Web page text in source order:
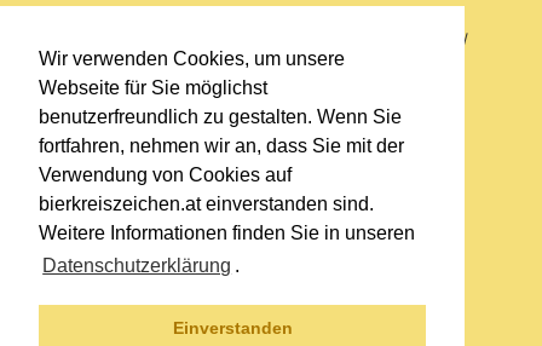
Wir verwenden Cookies, um unsere
Webseite für Sie möglichst
benutzerfreundlich zu gestalten. Wenn Sie
fortfahren, nehmen wir an, dass Sie mit der
Verwendung von Cookies auf
bierkreiszeichen.at einverstanden sind.
Weitere Informationen finden Sie in unseren
Datenschutzerklärung .
Einverstanden
Sie befinden sich auf https://www.bierkreiszeichen.at/
im Pfad:Bierkreiszeichen/Gesammelte Biere
Erstellt: 2026-08-07
Links
Impressum
Datenschutzerklärung